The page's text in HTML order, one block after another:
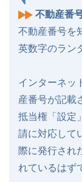
不動産番
不動産番号を
英数字のラン
インターネッ
産番号が記載
抵当権「設定
請に対応して
際に発行され
れているはず